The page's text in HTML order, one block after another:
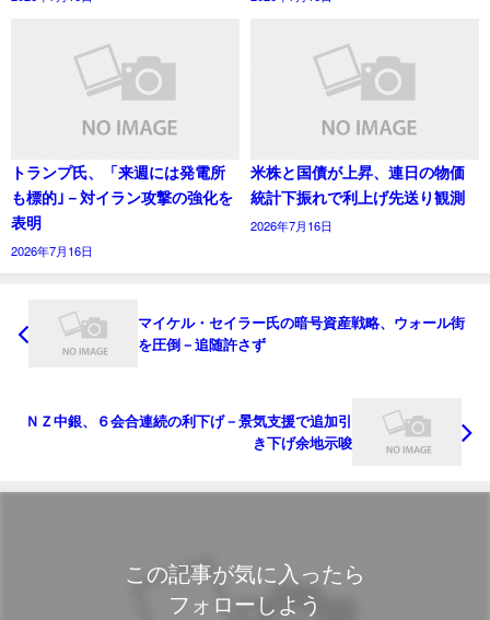
トランプ氏、「来週には発電所
も標的｣－対イラン攻撃の強化を
表明
2026年7月16日
米株と国債が上昇、連日の物価
統計下振れで利上げ先送り観測
2026年7月16日
マイケル・セイラー氏の暗号資産戦略、ウォール街
を圧倒－追随許さず
ＮＺ中銀、６会合連続の利下げ－景気支援で追加引
き下げ余地示唆
この記事が気に入ったら
フォローしよう